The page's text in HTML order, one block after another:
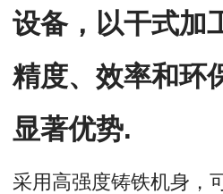
设备，以干式加
精度、效率和环
显著优势.
采用高强度铸铁机身，